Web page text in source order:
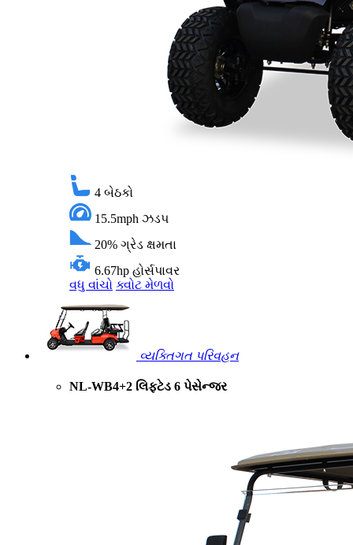
4 બેઠકો
15.5mph ઝડપ
20% ગ્રેડ ક્ષમતા
6.67hp હોર્સપાવર
વધુ વાંચો ક્વોટ મેળવો
વ્યક્તિગત પરિવહન
NL-WB4+2 લિફ્ટેડ 6 પેસેન્જર